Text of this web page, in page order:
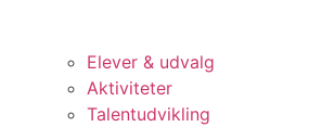
Elever & udvalg
Aktiviteter
Talentudvikling